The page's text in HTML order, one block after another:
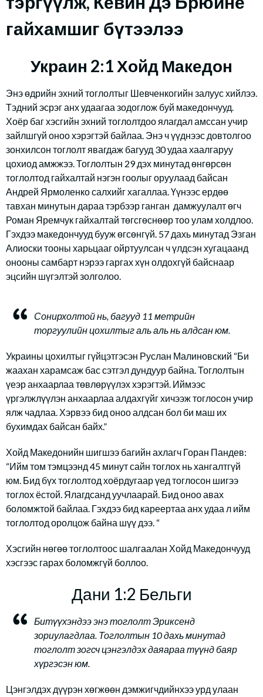
гайхамшиг бүтээлээ
Украин 2:1 Хойд Македон
Энэ өдрийн эхний тоглолтыг Шевченкогийн залуус хийлээ.
Тэдний эсрэг анх удаагаа зодоглож буй македончууд.
Хоёр баг хэсгийн эхний тоглолтдоо ялагдал амссан учир
зайлшгүй оноо хэрэгтэй байлаа. Энэ ч үүднээс довтолгоо
зонхилсон тоглолт явагдаж багууд 30 удаа хаалгаруу
цохиод амжжээ. Тоглолтын 29 дэх минутад өнгөрсөн
тоглолтод гайхалтай нэгэн гоолыг оруулаад байсан
Андрей Ярмоленко салхийг хагаллаа. Үүнээс ердөө
тавхан минутын дараа тэрбээр ганган дамжуулалт өгч
Роман Яремчук гайхалтай төгсгөснөөр тоо улам холдлоо.
Гэхдээ македончууд бууж өгсөнгүй. 57 дахь минутад Эзган
Алиоски тооны харьцааг ойртуулсан ч үлдсэн хугацаанд
онооны самбарт нэрээ гаргах хүн олдохгүй байснаар
эцсийн шүгэлтэй золголоо.
Сонирхолтой нь, багууд 11 метрийн
торгуулийн цохилтыг аль аль нь алдсан юм.
Украины цохилтыг гүйцэтгэсэн Руслан Малиновский “Би
жаахан харамсаж бас сэтгэл дундуур байна. Тоглолтын
үеэр анхаарлаа төвлөрүүлэх хэрэгтэй. Иймээс
үргэлжлүүлэн анхаарлаа алдахгүйг хичээж тоглосон учир
ялж чадлаа. Хэрвээ бид оноо алдсан бол би маш их
бухимдах байсан байх.”
Хойд Македонийн шигшээ багийн ахлагч Горан Пандев:
“Ийм том тэмцээнд 45 минут сайн тоглох нь хангалтгүй
юм. Бид бүх тоглолтод хоёрдугаар үед тоглосон шигээ
тоглох ёстой. Ялагдсанд уучлаарай. Бид оноо авах
боломжтой байлаа. Гэхдээ бид кареертаа анх удаа л ийм
тоглолтод оролцож байна шүү дээ. “
Хэсгийн нөгөө тоглолтоос шалгаалан Хойд Македончууд
хэсгээс гарах боломжгүй боллоо.
Дани 1:2 Бельги
Битүүхэндээ энэ тоглолт Эриксенд
зориулагдлаа. Тоглолтын 10 дахь минутад
тоглолт зогсч цэнгэлдэх даяараа түүнд баяр
хүргэсэн юм.
Цэнгэлдэх дүүрэн хөгжөөн дэмжигчдийнхээ урд улаан